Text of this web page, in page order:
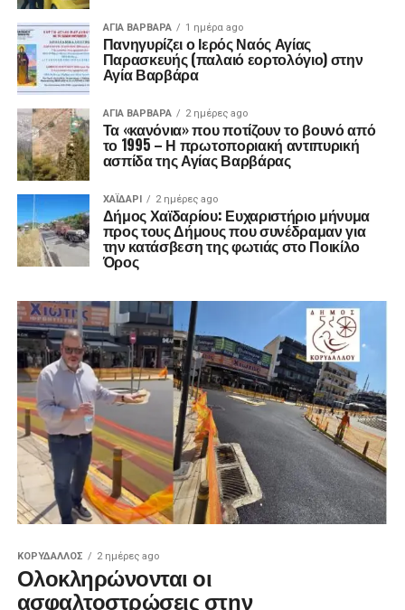
ΑΓΙΑ ΒΑΡΒΑΡΑ 1 ημέρα ago
Πανηγυρίζει ο Ιερός Ναός Αγίας
Παρασκευής (παλαιό εορτολόγιο) στην
Αγία Βαρβάρα
ΑΓΙΑ ΒΑΡΒΑΡΑ 2 ημέρες ago
Τα «κανόνια» που ποτίζουν το βουνό από
το 1995 – Η πρωτοποριακή αντιπυρική
ασπίδα της Αγίας Βαρβάρας
ΧΑΪΔΑΡΙ 2 ημέρες ago
Δήμος Χαϊδαρίου: Ευχαριστήριο μήνυμα
προς τους Δήμους που συνέδραμαν για
την κατάσβεση της φωτιάς στο Ποικίλο
Όρος
ΚΟΡΥΔΑΛΛΟΣ 2 ημέρες ago
Ολοκληρώνονται οι
ασφαλτοστρώσεις στην